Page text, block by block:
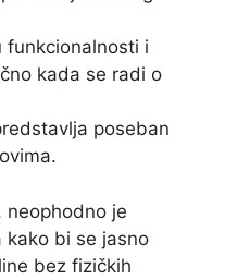
funkcionalnosti i
kada se radi o
poseban
neophodno je
kako bi se jasno
bez fizičkih